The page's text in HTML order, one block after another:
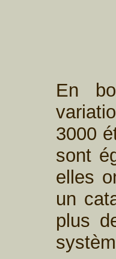
En
3000
sont
elles
un
plus